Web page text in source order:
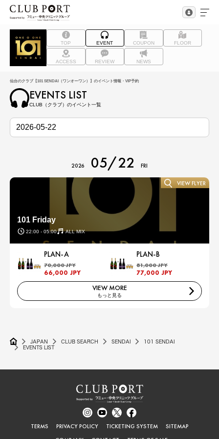
TOP EVENT COUPON FLOOR
ACCESS REVIEW NEWS
仙台のクラブ【101 SENDAI（ワンオーワン）】のイベント情報・VIP予約
EVENTS LIST
CLUB（クラブ）のイベント一覧
2026 05/22 FRI
101 Friday
22:00 - 05:00 ALL MIX
VIEW FLYER
PLAN-A
70,000 JPY
66,000 JPY
PLAN-B
81,000 JPY
77,000 JPY
VIEW MORE
もっと見る
JAPAN CLUB SEARCH SENDAI
101 SENDAI
EVENTS LIST
TERMS PRIVACY POLICY TICKETING SYSTEM
SITEMAP